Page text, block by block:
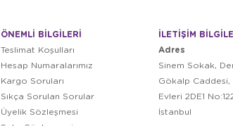
ÖNEMLİ BİLGİLERİ
Teslimat Koşulları
Hesap Numaralarımız
Kargo Soruları
Sıkça Sorulan Sorular
Üyelik Sözleşmesi
İLETİŞİM
Adres
Sinem Sokak,
Gökalp Caddesi,
Evleri 2DE1
İstanbul